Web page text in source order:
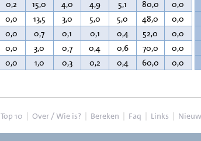
0,2 15,0 4,0 4,9 5,1 80,0 0,0
0,0 13,5 3,0 5,0 5,0 48,0 0,0
0,0 0,7 0,1 0,1 0,4 52,0 0,0
0,0 3,0 0,7 0,4 0,6 70,0 0,0
0,0 1,0 0,3 0,2 0,4 60,0 0,0
Top 10 | Over / Wie is? | Bereken | Faq | Links |